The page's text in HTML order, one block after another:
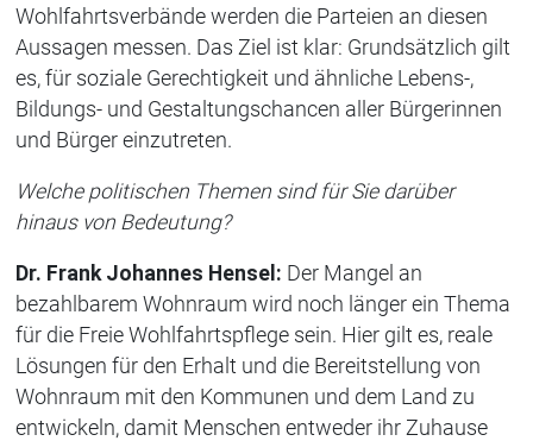
Wohlfahrtsverbände werden die Parteien an diesen
Aussagen messen. Das Ziel ist klar: Grundsätzlich gilt
es, für soziale Gerechtigkeit und ähnliche Lebens-,
Bildungs- und Gestaltungschancen aller Bürgerinnen
und Bürger einzutreten.
Welche politischen Themen sind für Sie darüber
hinaus von Bedeutung?
Dr. Frank Johannes Hensel: Der Mangel an
bezahlbarem Wohnraum wird noch länger ein Thema
für die Freie Wohlfahrtspflege sein. Hier gilt es, reale
Lösungen für den Erhalt und die Bereitstellung von
Wohnraum mit den Kommunen und dem Land zu
entwickeln, damit Menschen entweder ihr Zuhause